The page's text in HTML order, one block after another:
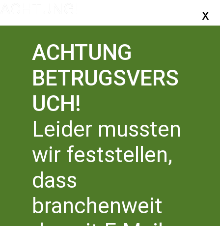
NRW-SCHREIBAKADEMIE
Veranstaltungen NRW-SCHREIBAKADEMIE
Veranstaltungen
ACHTUNG
BETRUGSVERS
UCH!
Leider mussten
wir feststellen,
dass
branchenweit